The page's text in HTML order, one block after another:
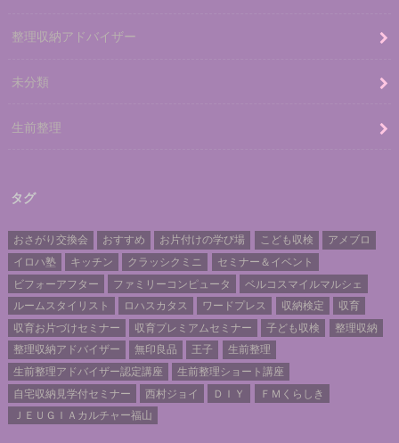
整理収納アドバイザー
未分類
生前整理
タグ
おさがり交換会 おすすめ お片付けの学び場 こども収検
アメブロ
イロハ塾
キッチン クラッシクミニ
セミナー＆イベント
ビフォーアフター
ファミリーコンピュータ
ベルコスマイルマルシェ
ルームスタイリスト
ロハスカタス ワードプレス 収納検定
収育
収育お片づけセミナー
収育プレミアムセミナー 子ども収検
整理収納
整理収納アドバイザー
無印良品 王子
生前整理
生前整理アドバイザー認定講座
生前整理ショート講座
自宅収納見学付セミナー
西村ジョイ ＤＩＹ
ＦＭくらしき
ＪＥＵＧＩＡカルチャー福山